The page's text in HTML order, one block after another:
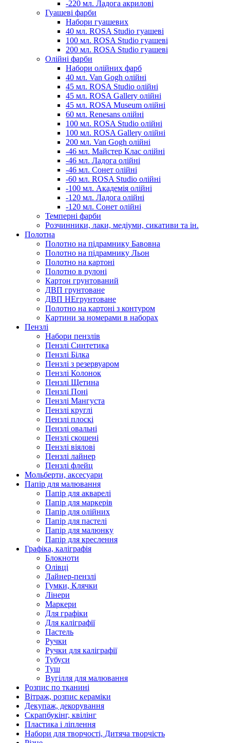
-220 мл. Ладога акрилові
Гуашеві фарби
Набори гуашевих
40 мл. ROSA Studio гуашеві
100 мл. ROSA Studio гуашеві
200 мл. ROSA Studio гуашеві
Олійні фарби
Набори олійних фарб
40 мл. Van Gogh олійні
45 мл. ROSA Studio олійні
45 мл. ROSA Gallery олійні
45 мл. ROSA Museum олійні
60 мл. Renesans олійні
100 мл. ROSA Studio олійні
100 мл. ROSA Gallery олійні
200 мл. Van Gogh олійні
-46 мл. Майстер Клас олійні
-46 мл. Ладога олійні
-46 мл. Сонет олійні
-60 мл. ROSA Studio олійні
-100 мл. Академія олійні
-120 мл. Ладога олійні
-120 мл. Сонет олійні
Темперні фарби
Розчинники, лаки, медіуми, сикативи та ін.
Полотна
Полотно на підрамнику Бавовна
Полотно на підрамнику Льон
Полотно на картоні
Полотно в рулоні
Картон грунтований
ДВП грунтоване
ДВП НЕгрунтоване
Полотно на картоні з контуром
Картини за номерами в наборах
Пензлі
Набори пензлів
Пензлі Синтетика
Пензлі Білка
Пензлі з резервуаром
Пензлі Колонок
Пензлі Щетина
Пензлі Поні
Пензлі Мангуста
Пензлі круглі
Пензлі плоскі
Пензлі овальні
Пензлі скошені
Пензлі віялові
Пензлі лайнер
Пензлі флейц
Мольберти, аксесуари
Папір для малювання
Папір для акварелі
Папір для маркерів
Папір для олійних
Папір для пастелі
Папір для малюнку
Папір для креслення
Графіка, каліграфія
Блокноти
Олівці
Лайнер-пензлі
Гумки, Клячки
Лінери
Маркери
Для графіки
Для каліграфії
Пастель
Ручки
Ручки для каліграфії
Тубуси
Туш
Вугілля для малювання
Розпис по тканині
Вітраж, розпис кераміки
Декупаж, декорування
Скрапбукінг, квілінг
Пластика і ліплення
Набори для творчості, Дитяча творчість